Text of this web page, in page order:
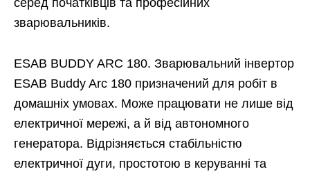
серед початківців та професійних
зварювальників.
ESAB BUDDY ARC 180. Зварювальний інвертор
ESAB Buddy Arc 180 призначений для робіт в
домашніх умовах. Може працювати не лише від
електричної мережі, а й від автономного
генератора. Відрізняється стабільністю
електричної дуги, простотою в керуванні та